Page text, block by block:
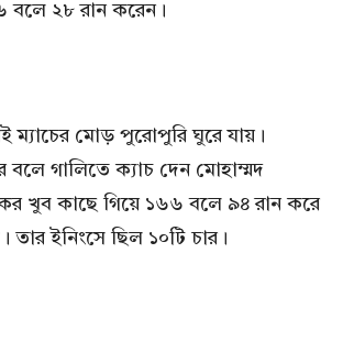
বলে ২৮ রান করেন।
ম্যাচের মোড় পুরোপুরি ঘুরে যায়।
বলে গালিতে ক্যাচ দেন মোহাম্মদ
খুব কাছে গিয়ে ১৬৬ বলে ৯৪ রান করে
তার ইনিংসে ছিল ১০টি চার।